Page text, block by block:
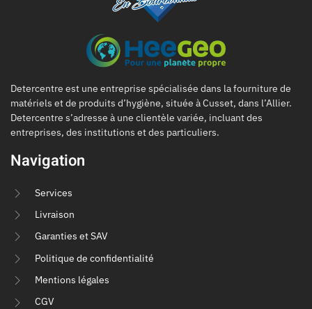
Detercentre est une entreprise spécialisée dans la fourniture de
matériels et de produits d’hygiène, située à Cusset, dans l’Allier.
Detercentre s’adresse à une clientèle variée, incluant des
entreprises, des institutions et des particuliers.
Navigation
Services
Livraison
Garanties et SAV
Politique de confidentialité
Mentions légales
CGV